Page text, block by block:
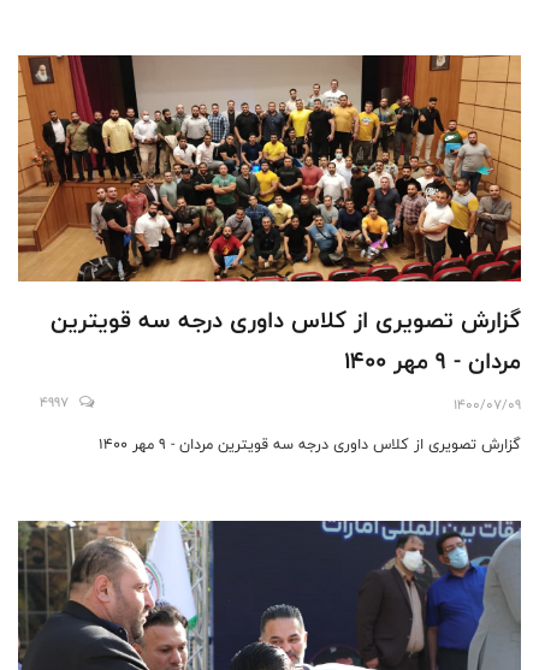
گزارش تصویری از کلاس داوری درجه سه قویترین
مردان - 9 مهر 1400
1400/07/09
4997
گزارش تصویری از کلاس داوری درجه سه قویترین مردان - 9 مهر 1400